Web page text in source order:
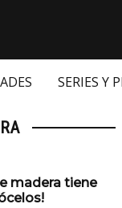
SERIES Y
madera tiene